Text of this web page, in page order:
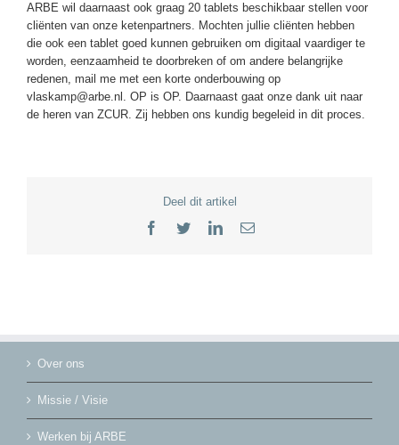
ARBE wil daarnaast ook graag 20 tablets beschikbaar stellen voor
cliënten van onze ketenpartners. Mochten jullie cliënten hebben
die ook een tablet goed kunnen gebruiken om digitaal vaardiger te
worden, eenzaamheid te doorbreken of om andere belangrijke
redenen, mail me met een korte onderbouwing op
vlaskamp@arbe.nl. OP is OP. Daarnaast gaat onze dank uit naar
de heren van ZCUR. Zij hebben ons kundig begeleid in dit proces.
Deel dit artikel
Facebook
TwitterLinkedIn
E-
Over ons
Missie / Visie
Werken bij ARBE